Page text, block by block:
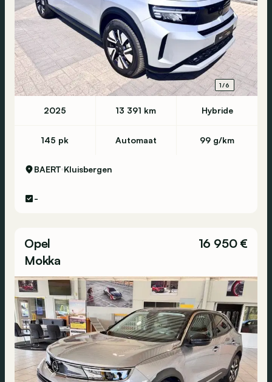
1/6
2025 13 391 km Hybride
145 pk Automaat 99 g/km
BAERT Kluisbergen
-
Opel
Mokka
16 950 €